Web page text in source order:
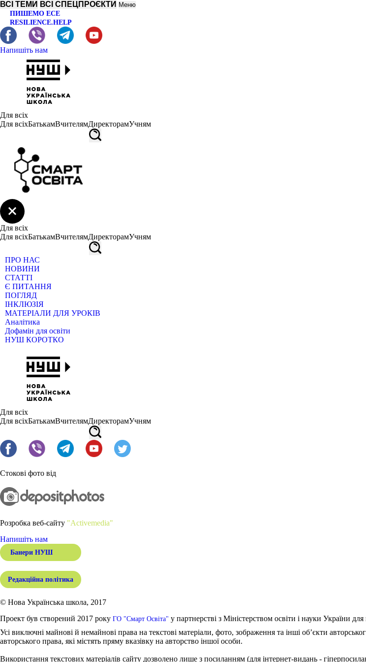
ВСІ ТЕМИ ВСІ СПЕЦПРОЄКТИ Меню
ПИШЕМО ЕСЕ
RESILIENCE.HELP
Напишіть нам
Для всіх
Для всіхБатькамВчителямДиректорамУчням
Для всіх
Для всіхБатькамВчителямДиректорамУчням
ПРО НАС
НОВИНИ
СТАТТІ
Є ПИТАННЯ
ПОГЛЯД
ІНКЛЮЗІЯ
МАТЕРІАЛИ ДЛЯ УРОКІВ
Аналітика
Дофамін для освіти
НУШ КОРОТКО
Для всіх
Для всіхБатькамВчителямДиректорамУчням
Стокові фото від
Розробка веб-сайту "Activemedia"
Напишіть нам
Банери НУШ
Редакційна політика
© Нова Українська школа, 2017
Проект був створений 2017 року ГО "Смарт Освіта" у партнерстві з Міністерством освіти і науки України
Усі виключні майнові й немайнові права на текстові матеріали, фото, зображення та інші об’єкти
авторського права, які містять пряму вказівку на авторство іншої особи.
Використання текстових матеріалів сайту дозволено лише з посиланням (для інтернет-видань -